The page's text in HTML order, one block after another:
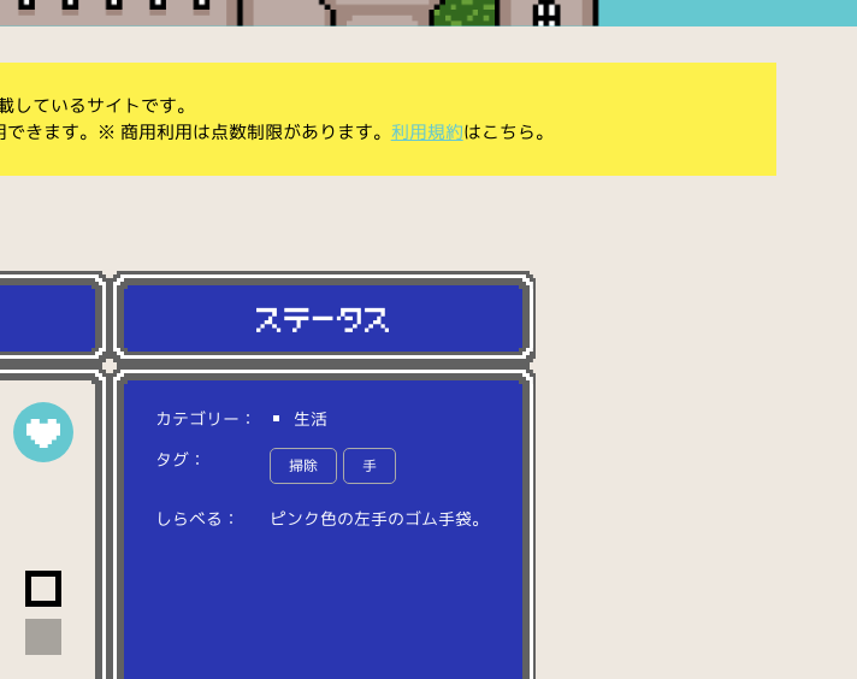
ているサイトです。
きます。※ 商用利用は点数制限があります。 利用規約はこちら。
カテゴリー：
生活
タグ：
掃除 手
しらべる： ピンク色の左手のゴム手袋。